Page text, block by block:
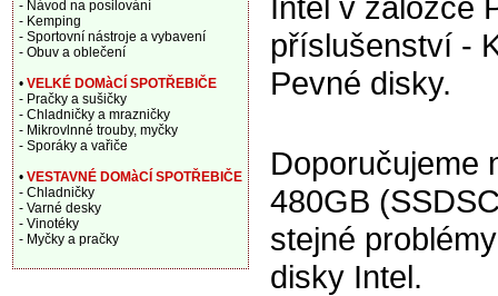
příslušenství -
Pevné disky.
Doporučujeme
480GB
stejné
disky Intel.
- Návod na posilování
- Kemping
- Sportovní nástroje a vybavení
- Obuv a oblečení
• VELKÉ DOMàCÍ SPOTŘEBIČE
- Pračky a sušičky
- Chladničky a mrazničky
- Mikrovlnné trouby, myčky
- Sporáky a vařiče
• VESTAVNÉ DOMàCÍ SPOTŘEBIČE
- Chladničky
- Varné desky
- Vinotéky
- Myčky a pračky